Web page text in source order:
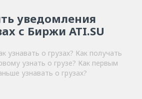
уведомления
с Биржи ATI.SU
узнавать о грузах? Как получать
узнать о грузе? Как первым
узнавать о грузах?